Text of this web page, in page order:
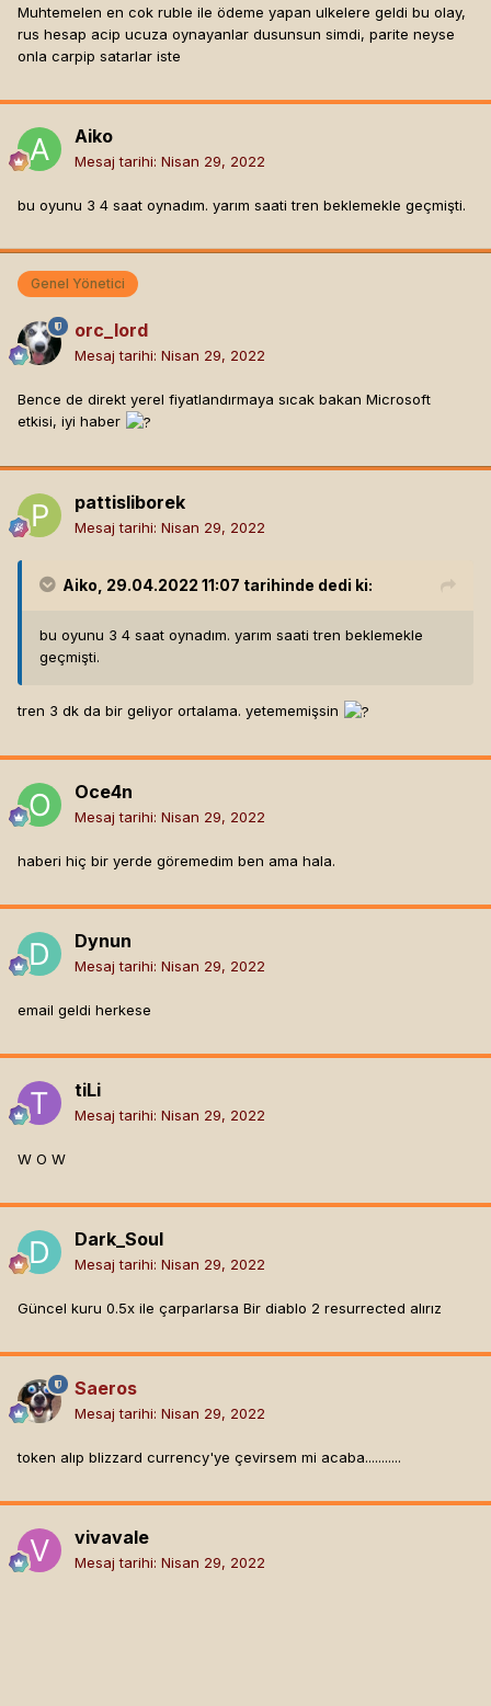
Muhtemelen en cok ruble ile ödeme yapan ulkelere geldi bu olay,
rus hesap acip ucuza oynayanlar dusunsun simdi, parite neyse
onla carpip satarlar iste
Aiko
Mesaj tarihi: Nisan 29, 2022
bu oyunu 3 4 saat oynadım. yarım saati tren beklemekle geçmişti.
Genel Yönetici
orc_lord
Mesaj tarihi: Nisan 29, 2022
Bence de direkt yerel fiyatlandırmaya sıcak bakan Microsoft
etkisi, iyi haber
pattisliborek
Mesaj tarihi: Nisan 29, 2022
Aiko , 29.04.2022 11:07 tarihinde dedi ki:
bu oyunu 3 4 saat oynadım. yarım saati tren beklemekle
geçmişti.
tren 3 dk da bir geliyor ortalama. yetememişsin
Oce4n
Mesaj tarihi: Nisan 29, 2022
haberi hiç bir yerde göremedim ben ama hala.
Dynun
Mesaj tarihi: Nisan 29, 2022
email geldi herkese
tiLi
Mesaj tarihi: Nisan 29, 2022
W O W
Dark_Soul
Mesaj tarihi: Nisan 29, 2022
Güncel kuru 0.5x ile çarparlarsa Bir diablo 2 resurrected alırız
Saeros
Mesaj tarihi: Nisan 29, 2022
token alıp blizzard currency'ye çevirsem mi acaba...........
vivavale
Mesaj tarihi: Nisan 29, 2022